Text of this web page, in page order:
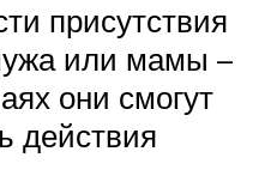
присутствия
или мамы –
они смогут
действия